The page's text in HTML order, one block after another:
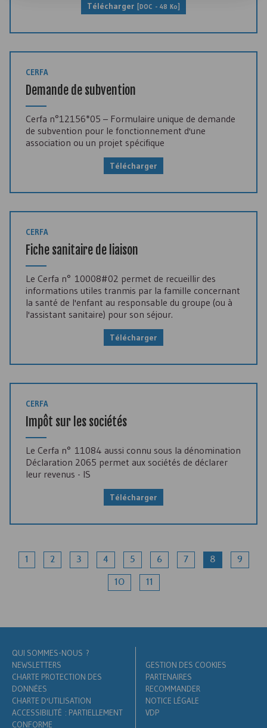
Télécharger [DOC - 48 Ko]
CERFA
Demande de subvention
Cerfa n°12156*05 – Formulaire unique de demande
de subvention pour le fonctionnement d'une
association ou un projet spécifique
Télécharger
CERFA
Fiche sanitaire de liaison
Le Cerfa n° 10008#02 permet de recueillir des
informations utiles tranmis par la famille concernant
la santé de l'enfant au responsable du groupe (ou à
l'assistant sanitaire) pour son séjour.
Télécharger
CERFA
Impôt sur les sociétés
Le Cerfa n° 11084 aussi connu sous la dénomination
Déclaration 2065 permet aux sociétés de déclarer
leur revenus - IS
Télécharger
1 2 3 4 5 6 7 8 9
10 11
QUI SOMMES-NOUS ?
NEWSLETTERS
CHARTE PROTECTION DES
DONNÉES
CHARTE D'UTILISATION
ACCESSIBILITÉ : PARTIELLEMENT
CONFORME
GESTION DES COOKIES
PARTENAIRES
RECOMMANDER
NOTICE LÉGALE
VDP